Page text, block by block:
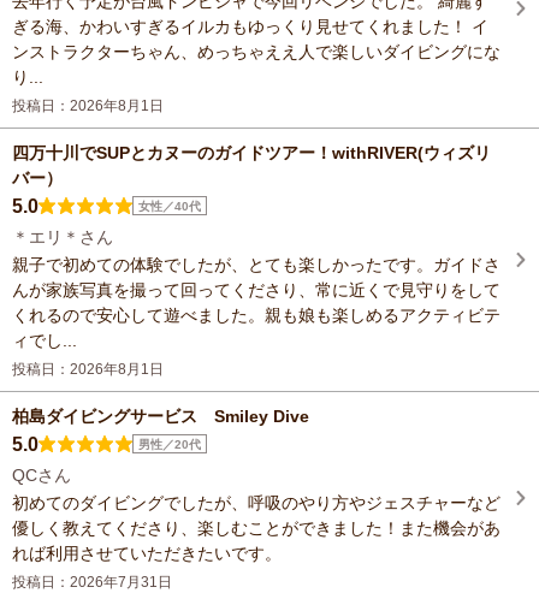
ぎる海、かわいすぎるイルカもゆっくり見せてくれました！ イ
ンストラクターちゃん、めっちゃええ人で楽しいダイビングにな
り...
投稿日：2026年8月1日
四万十川でSUPとカヌーのガイドツアー！withRIVER(ウィズリ
バー）
5.0 女性／40代
＊エリ＊さん
親子で初めての体験でしたが、とても楽しかったです。ガイドさ
んが家族写真を撮って回ってくださり、常に近くで見守りをして
くれるので安心して遊べました。親も娘も楽しめるアクティビテ
ィでし...
投稿日：2026年8月1日
柏島ダイビングサービス Smiley Dive
5.0 男性／20代
QCさん
初めてのダイビングでしたが、呼吸のやり方やジェスチャーなど
優しく教えてくださり、楽しむことができました！また機会があ
れば利用させていただきたいです。
投稿日：2026年7月31日